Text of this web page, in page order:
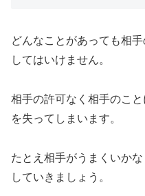
どんなことがあっても相
してはいけません。
相手の許可なく相手のこ
を失ってしまいます。
たとえ相手がうまくいか
していきましょう。